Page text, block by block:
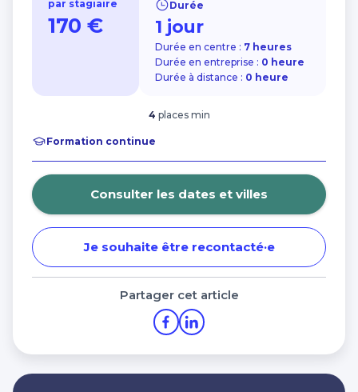
Nos centres dans CCI Formation
Charte de protection des données personnelles
Financer ma formation avec les aides de la
Région Bretagne
par stagiaire
170 €
Durée
1 jour
Durée en centre : 7 heures
Durée en entreprise : 0 heure
Durée à distance : 0 heure
4 places min
Formation continue
Consulter les dates et villes
Je souhaite être recontacté·e
Partager cet article